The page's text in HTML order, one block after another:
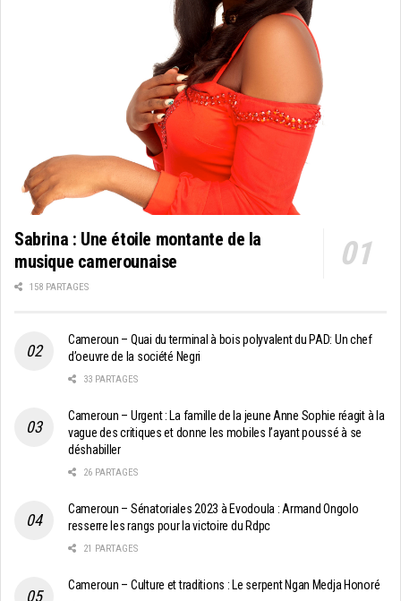
Sabrina : Une étoile montante de la
musique camerounaise
158 PARTAGES
Cameroun – Quai du terminal à bois polyvalent du PAD: Un chef
d’oeuvre de la société Negri
33 PARTAGES
Cameroun – Urgent : La famille de la jeune Anne Sophie réagit à la
vague des critiques et donne les mobiles l’ayant poussé à se
déshabiller
26 PARTAGES
Cameroun – Sénatoriales 2023 à Evodoula : Armand Ongolo
resserre les rangs pour la victoire du Rdpc
21 PARTAGES
Cameroun – Culture et traditions : Le serpent Ngan Medja Honoré